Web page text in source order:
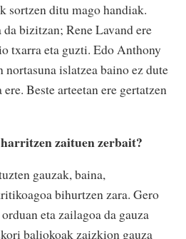
sortzen ditu mago handiak.
bizitzan; Rene Lavand ere
txarra eta guzti. Edo Anthony
islatzea baino ez dute
Beste arteetan ere gertatzen
zaituen zerbait?
gauzak, baina,
bihurtzen zara. Gero
eta zailagoa da gauza
baliokoak zaizkion gauza